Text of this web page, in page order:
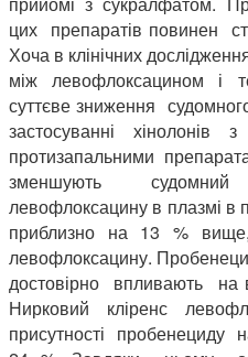
цих препаратів повинен
Хоча в клінічних
між левофлоксацином і
суттєве зниження
застосуванні хінолонів
протизапальними
зменшують
левофлоксацину в плазмі в
приблизно на 13 %
левофлоксацину.
достовірно впливають на
Нирковий кліренс
присутності